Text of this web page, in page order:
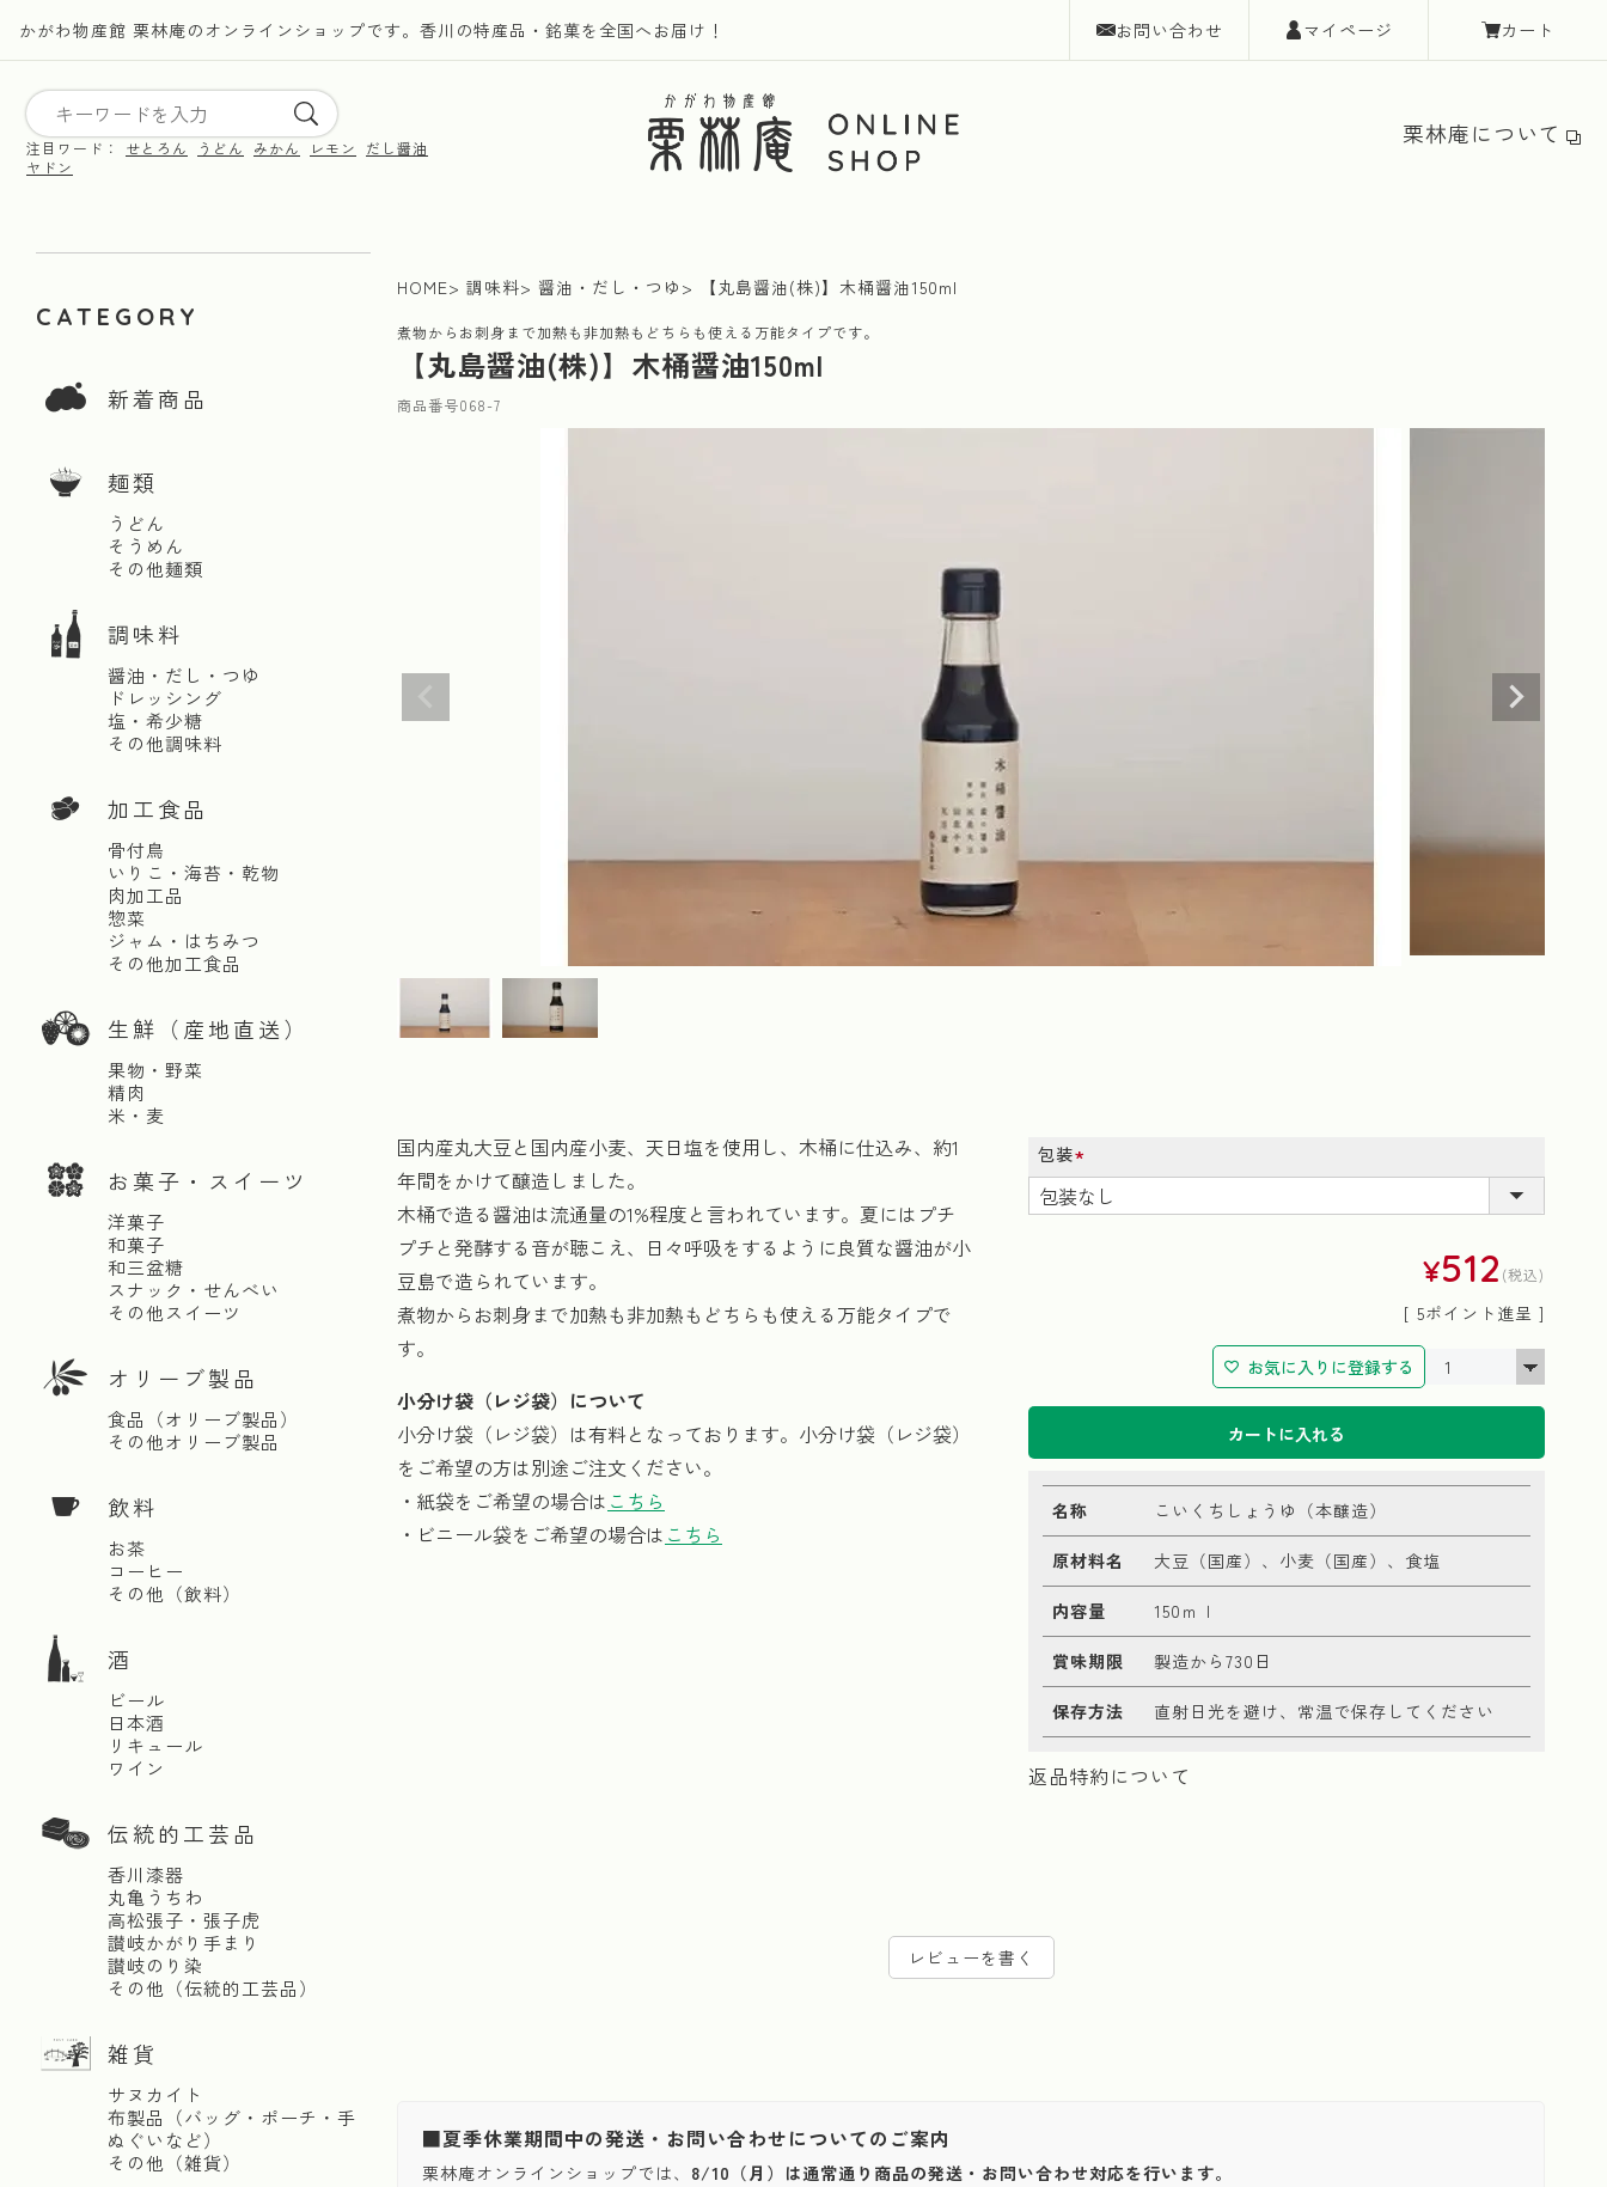
かがわ物産館 栗林庵のオンラインショップです。香川の特産品・銘菓を全国へお届け！ お問い合わせ マイページ カート
注目ワード： せとろん うどん みかん レモン
だし醤油
ヤドン
栗林庵について
CATEGORY
新着商品
麺類
うどん
そうめん
その他麺類
調味料
醤油・だし・つゆ
ドレッシング
塩・希少糖
その他調味料
加工食品
骨付鳥
いりこ・海苔・乾物
肉加工品
惣菜
ジャム・はちみつ
その他加工食品
生鮮（産地直送）
果物・野菜
精肉
米・麦
お菓子・スイーツ
洋菓子
和菓子
和三盆糖
スナック・せんべい
その他スイーツ
オリーブ製品
食品（オリーブ製品）
その他オリーブ製品
飲料
お茶
コーヒー
その他（飲料）
酒
ビール
日本酒
リキュール
ワイン
伝統的工芸品
香川漆器
丸亀うちわ
高松張子・張子虎
讃岐かがり手まり
讃岐のり染
その他（伝統的工芸品）
雑貨
サヌカイト
布製品（バッグ・ポーチ・手
ぬぐいなど）
その他（雑貨）
HOME 調味料 醤油・だし・つゆ 【丸島醤油(株)】木桶醤油150ml
煮物からお刺身まで加熱も非加熱もどちらも使える万能タイプです。
【丸島醤油(株)】木桶醤油150ml
商品番号068-7
国内産丸大豆と国内産小麦、天日塩を使用し、木桶に仕込み、約1
年間をかけて醸造しました。
木桶で造る醤油は流通量の1%程度と言われています。夏にはプチ
プチと発酵する音が聴こえ、日々呼吸をするように良質な醤油が小
豆島で造られています。
煮物からお刺身まで加熱も非加熱もどちらも使える万能タイプで
す。
小分け袋（レジ袋）について
小分け袋（レジ袋）は有料となっております。小分け袋（レジ袋）
をご希望の方は別途ご注文ください。
・紙袋をご希望の場合は こちら
・ビニール袋をご希望の場合は こちら
包装
(必
須)
¥512 税込
[ 5ポイント進呈 ]
お気に入りに登録する
カートに入れる
名称 こいくちしょうゆ（本醸造）
原材料名 大豆（国産）、小麦（国産）、食塩
内容量 150ｍｌ
賞味期限 製造から730日
保存方法 直射日光を避け、常温で保存してください
返品特約について
レビューを書く
■夏季休業期間中の発送・お問い合わせについてのご案内
栗林庵オンラインショップでは、 8/10（月）は通常通り商品の発送・お問い合わせ対応を行います。